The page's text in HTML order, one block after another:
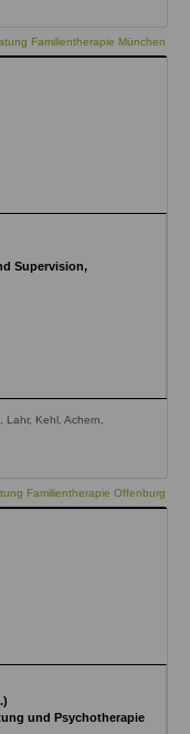
Familientherapie München
Supervision,
Kehl, Achern,
Familientherapie Offenburg
und Psychotherapie